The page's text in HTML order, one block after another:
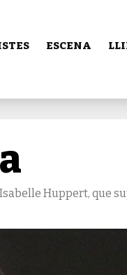
ESCENA
Huppert, que